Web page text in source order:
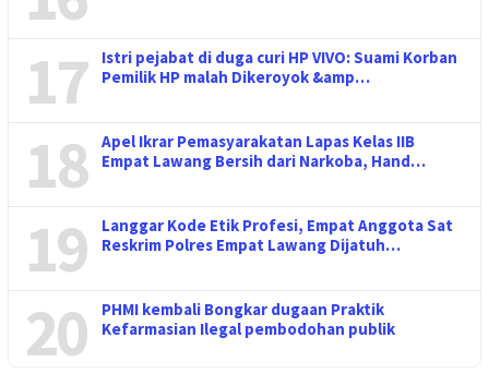
17
Istri pejabat di duga curi HP VIVO: Suami Korban
Pemilik HP malah Dikeroyok &amp…
18
Apel Ikrar Pemasyarakatan Lapas Kelas IIB
Empat Lawang Bersih dari Narkoba, Hand…
19
Langgar Kode Etik Profesi, Empat Anggota Sat
Reskrim Polres Empat Lawang Dijatuh…
20
PHMI kembali Bongkar dugaan Praktik
Kefarmasian Ilegal pembodohan publik